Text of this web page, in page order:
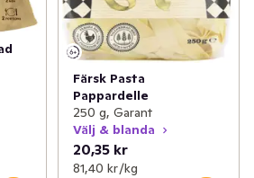
Färsk Pasta
Pappardelle
250 g, Garant
Välj & blanda
20,35 kr
81,40 kr /kg